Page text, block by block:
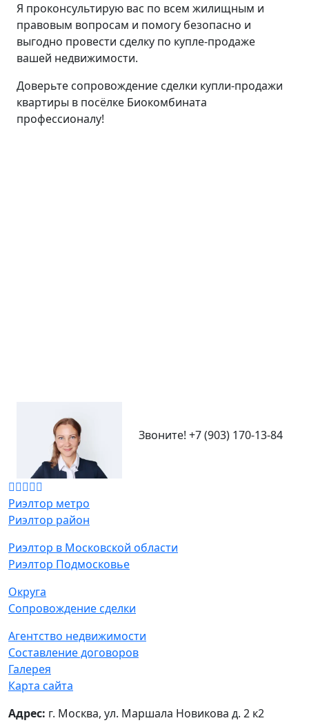
Я проконсультирую вас по всем жилищным и
правовым вопросам и помогу безопасно и
выгодно провести сделку по купле-продаже
вашей недвижимости.
Доверьте сопровождение сделки купли-продажи
квартиры в посёлке Биокомбината
профессионалу!
Звоните! +7 (903) 170-13-84
Риэлтор метро
Риэлтор район
Риэлтор в Московской области
Риэлтор Подмосковье
Округа
Сопровождение сделки
Агентство недвижимости
Составление договоров
Галерея
Карта сайта
Адрес: г. Москва, ул. Маршала Новикова д. 2 к2